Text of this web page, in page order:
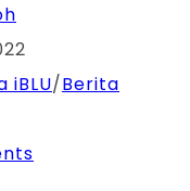
iBLU/Berita